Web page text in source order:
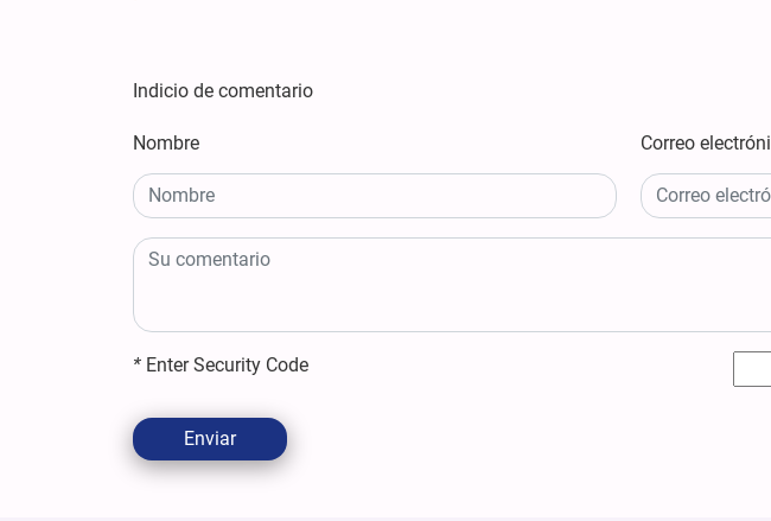
Indicio de comentario
Nombre Correo
* Enter Security Code
Enviar